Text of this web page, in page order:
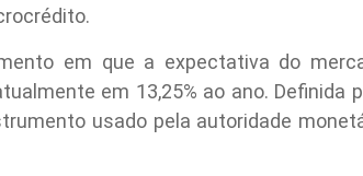
em que a expectativa do
em 13,25% ao ano. Definida
usado pela autoridade